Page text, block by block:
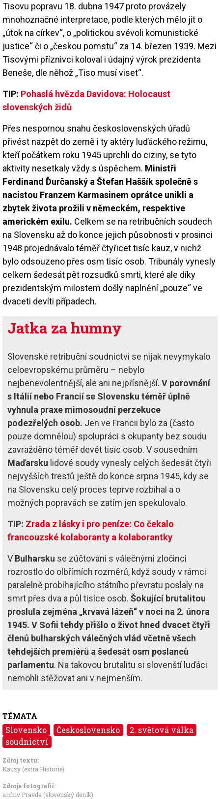
Tisovu popravu 18. dubna 1947 proto provázely
mnohoznačné interpretace, podle kterých mělo jít o
„útok na církev“, o „politickou svévoli komunistické
justice“ či o „českou pomstu“ za 14. březen 1939. Mezi
Tisovými příznivci koloval i údajný výrok prezidenta
Beneše, dle něhož „Tiso musí viset“.
TIP: Pohaslá hvězda Davidova: Holocaust
slovenských židů
Přes nespornou snahu československých úřadů
přivést nazpět do země i ty aktéry luďáckého režimu,
kteří počátkem roku 1945 uprchli do ciziny, se tyto
aktivity nesetkaly vždy s úspěchem. Ministři
Ferdinand Ďurčanský a Štefan Haššík společně s
nacistou Franzem Karmasinem oprátce unikli a
zbytek života prožili v německém, respektive
americkém exilu. Celkem se na retribučních soudech
na Slovensku až do konce jejich působnosti v prosinci
1948 projednávalo téměř čtyřicet tisíc kauz, v nichž
bylo odsouzeno přes osm tisíc osob. Tribunály vynesly
celkem šedesát pět rozsudků smrti, které ale díky
prezidentským milostem došly naplnění „pouze“ ve
dvaceti devíti případech.
Jatka za humny
Slovenské retribuční soudnictví se nijak nevymykalo
celoevropskému průměru – nebylo
nejbenevolentnější, ale ani nejpřísnější. V porovnání
s Itálií nebo Francií se Slovensku téměř úplně
vyhnula praxe mimosoudní perzekuce
podezřelých osob. Jen ve Francii bylo za (často
pouze domnělou) spolupráci s okupanty bez soudu
zavražděno téměř devět tisíc osob. V sousedním
Maďarsku lidové soudy vynesly celých šedesát čtyři
nejvyšších trestů ještě do konce srpna 1945, kdy se
na Slovensku celý proces teprve rozbíhal a o
možných popravách se zatím jen spekulovalo.
TIP: Zrada z lásky i pro peníze: Co čekalo
francouzské kolaboranty a kolaborantky
V Bulharsku se zúčtování s válečnými zločinci
rozrostlo do olbřímích rozměrů, když soudy v rámci
paralelně probíhajícího státního převratu poslaly na
smrt přes dva a půl tisíce osob. Šokující brutalitou
proslula zejména „krvavá lázeň“ v noci na 2. února
1945. V Sofii tehdy přišlo o život hned dvacet čtyři
členů bulharských válečných vlád včetně všech
tehdejších premiérů a šedesát osm poslanců
parlamentu. Na takovou brutalitu si slovenští luďáci
nemohli stěžovat ani v nejmenším.
TÉMATA
Slovensko Československo
2. světová válka
soudnictví
Zdroj textu:
Kauzy (extra Historie)
Zdroje fotografii:
archiv Pravda (slovenský deník)